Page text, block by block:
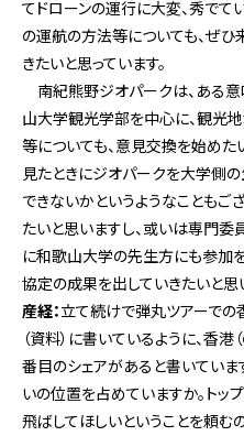
てドローンの運行に大変、秀でて
の運航の方法等についても、ぜ
きたいと思っています。
南紀熊野ジオパークは、ある
山大学観光学部を中心に、観光
等についても、意見交換を始めた
見たときにジオパークを大学側
できないかというようなこともご
たいと思いますし、或いは専門
に和歌山大学の先生方にも参加
協定の成果を出していきたいと思
産経：立て続けで弾丸ツアーでの
（資料）に書いているように、香
番目のシェアがあると書いていま
いの位置を占めていますか。トッ
飛ばしてほしいということを頼む